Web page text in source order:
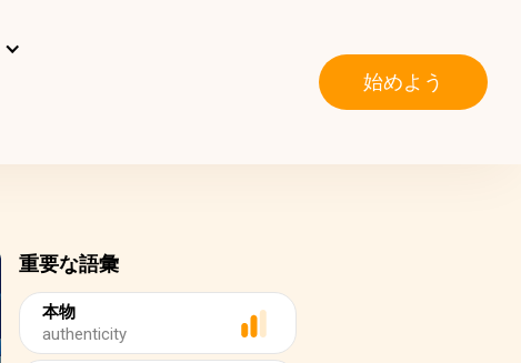
始めよう
重要な語彙
本物
authenticity